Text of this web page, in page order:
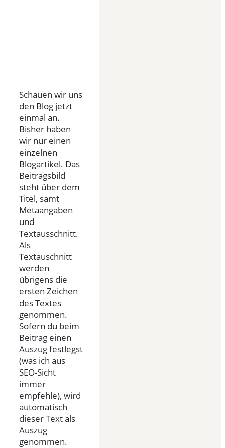
Schauen wir uns
den Blog jetzt
einmal an.
Bisher haben
wir nur einen
einzelnen
Blogartikel. Das
Beitragsbild
steht über dem
Titel, samt
Metaangaben
und
Textausschnitt.
Als
Textauschnitt
werden
übrigens die
ersten Zeichen
des Textes
genommen.
Sofern du beim
Beitrag einen
Auszug festlegst
(was ich aus
SEO-Sicht
immer
empfehle), wird
automatisch
dieser Text als
Auszug
genommen.